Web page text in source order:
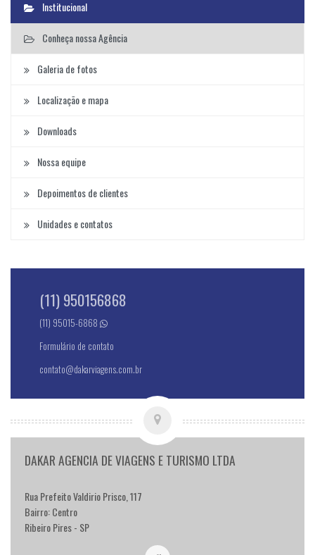
Institucional
Conheça nossa Agência
Galeria de fotos
Localização e mapa
Downloads
Nossa equipe
Depoimentos de clientes
Unidades e contatos
(11) 950156868
(11) 95015-6868
Formulário de contato
contato@dakarviagens.com.br
DAKAR AGENCIA DE VIAGENS E TURISMO LTDA
Rua Prefeito Valdirio Prisco, 117
Bairro: Centro
Ribeiro Pires - SP